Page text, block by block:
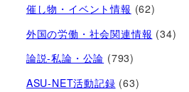
催し物・イベント情報 (62)
外国の労働・社会関連情報 (34)
論説-私論・公論 (793)
ASU-NET活動記録 (63)